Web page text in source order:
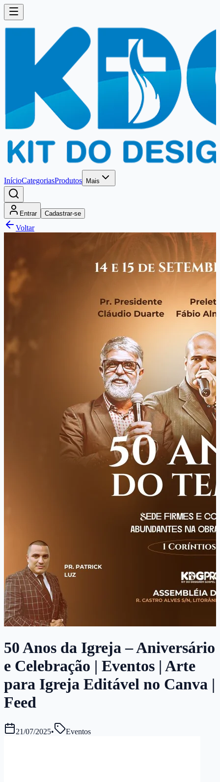
InícioCategoriasProdutos Mais
Entrar Cadastrar-se
Voltar
50 Anos da Igreja – Aniversário
e Celebração | Eventos | Arte
para Igreja Editável no Canva |
Feed
21/07/2025• Eventos